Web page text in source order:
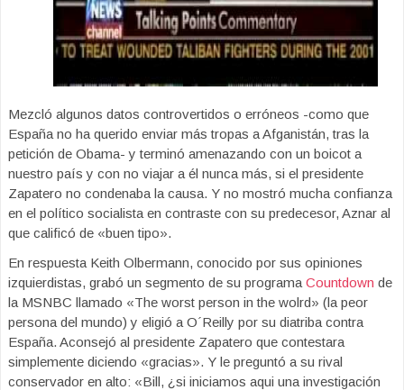
Mezcló algunos datos controvertidos o erróneos -como que
España no ha querido enviar más tropas a Afganistán, tras la
petición de Obama- y terminó amenazando con un boicot a
nuestro país y con no viajar a él nunca más, si el presidente
Zapatero no condenaba la causa. Y no mostró mucha confianza
en el político socialista en contraste con su predecesor, Aznar al
que calificó de «buen tipo».
En respuesta Keith Olbermann, conocido por sus opiniones
izquierdistas, grabó un segmento de su programa Countdown de
la MSNBC llamado «The worst person in the wolrd» (la peor
persona del mundo) y eligió a O´Reilly por su diatriba contra
España. Aconsejó al presidente Zapatero que contestara
simplemente diciendo «gracias». Y le preguntó a su rival
conservador en alto: «Bill, ¿si iniciamos aqui una investigación